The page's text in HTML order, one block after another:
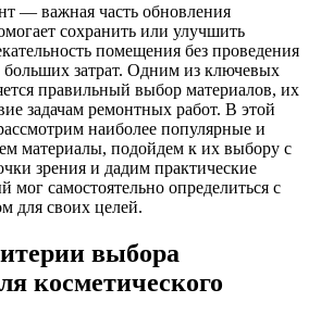
— важная часть обновления
сохранить или улучшить
помещения без проведения
больших затрат. Одним из ключевых
правильный выбор материалов, их
задачам ремонтных работ. В этой
наиболее популярные и
материалы, подойдем к их выбору с
зрения и дадим практические
мог самостоятельно определиться с
для своих целей.
выбора
косметического